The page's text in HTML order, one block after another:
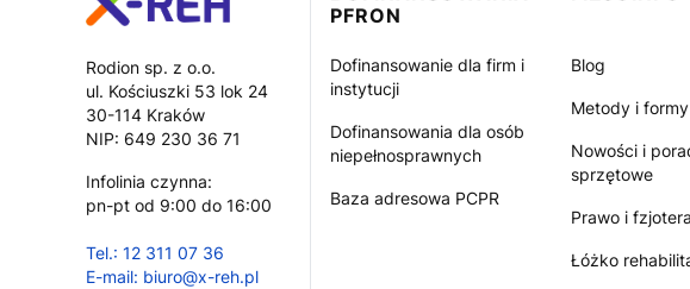
Rodion sp. z o.o.
ul. Kościuszki 53 lok 24
30-114 Kraków
NIP: 649 230 36 71
Infolinia czynna:
pn-pt od 9:00 do 16:00
Tel.: 12 311 07 36
E-mail: biuro@x-reh.pl
PFRON
Dofinansowanie dla firm i
instytucji
Dofinansowania dla osób
niepełnosprawnych
Baza adresowa PCPR
Blog
Metody i
Nowości i
sprzętowe
Prawo i
Łóżko